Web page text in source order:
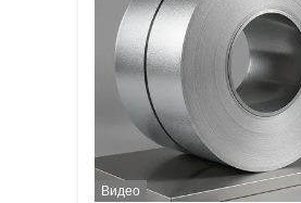
Видео